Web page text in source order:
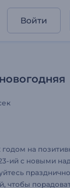
Войти
на
ий с новыми
чтобы